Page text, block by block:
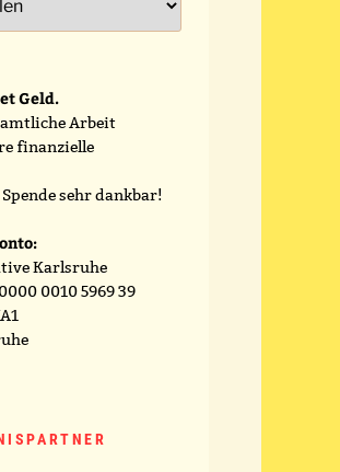
Geld.
Arbeit
finanzielle
sehr dankbar!
Karlsruhe
0010 5969 39